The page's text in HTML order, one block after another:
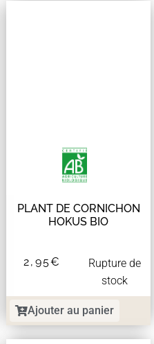
PLANT DE CORNICHON
HOKUS BIO
2,95€
Rupture de
stock
Ajouter au panier